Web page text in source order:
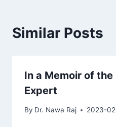
Similar Posts
In a Memoir of
Expert
By Dr. Nawa Raj 2023-